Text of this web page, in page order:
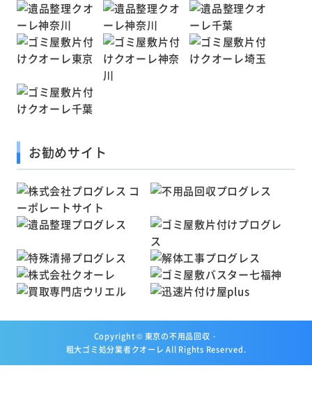
お勧めサイト
Copyright © 東京の不用品回収・
粗大ゴミ処分業者クオーレ All Rights Reserved.